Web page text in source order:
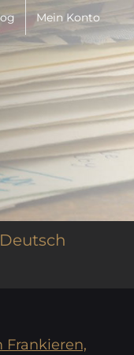
Mein Konto
Deutsch
Frankieren,